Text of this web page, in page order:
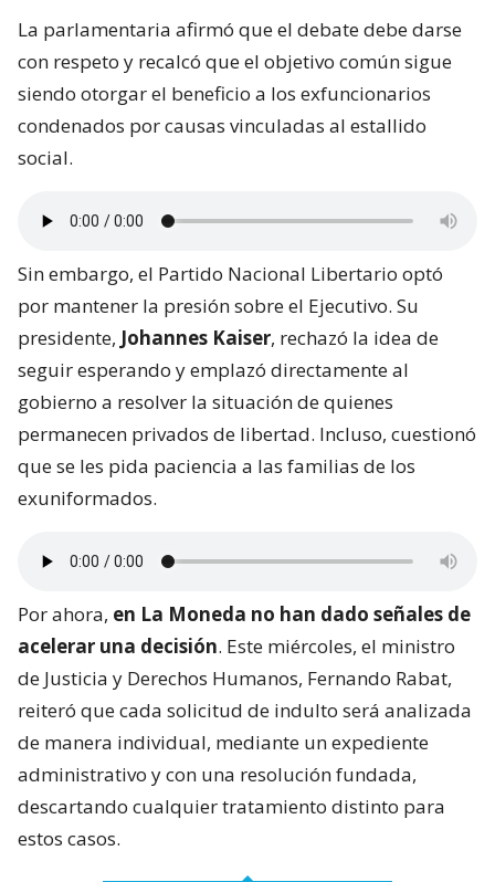
La parlamentaria afirmó que el debate debe darse
con respeto y recalcó que el objetivo común sigue
siendo otorgar el beneficio a los exfuncionarios
condenados por causas vinculadas al estallido
social.
Sin embargo, el Partido Nacional Libertario optó
por mantener la presión sobre el Ejecutivo. Su
presidente, Johannes Kaiser, rechazó la idea de
seguir esperando y emplazó directamente al
gobierno a resolver la situación de quienes
permanecen privados de libertad. Incluso, cuestionó
que se les pida paciencia a las familias de los
exuniformados.
Por ahora, en La Moneda no han dado señales de
acelerar una decisión. Este miércoles, el ministro
de Justicia y Derechos Humanos, Fernando Rabat,
reiteró que cada solicitud de indulto será analizada
de manera individual, mediante un expediente
administrativo y con una resolución fundada,
descartando cualquier tratamiento distinto para
estos casos.